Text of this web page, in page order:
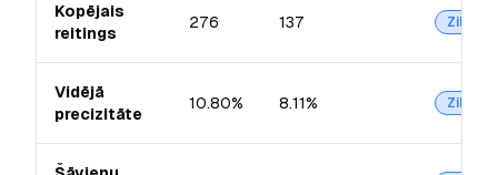
Kopējais
reitings
276 137 Zilā
Vidējā
precizitāte
10.80% 8.11% Zilā